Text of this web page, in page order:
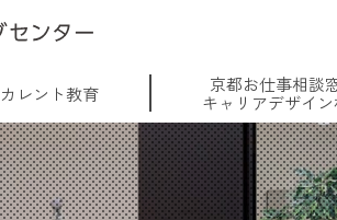
カレント教育
京都お仕事相談
キャリアデザイ